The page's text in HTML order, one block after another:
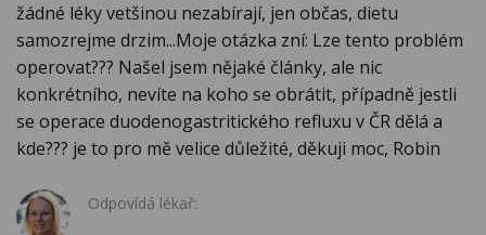
žádné léky vetšinou nezabírají, jen občas, dietu
samozrejme drzim...Moje otázka zní: Lze tento problém
operovat??? Našel jsem nějaké články, ale nic
konkrétního, nevíte na koho se obrátit, případně jestli
se operace duodenogastritického refluxu v ČR dělá a
kde??? je to pro mě velice důležité, děkuji moc, Robin
Odpovídá lékař: